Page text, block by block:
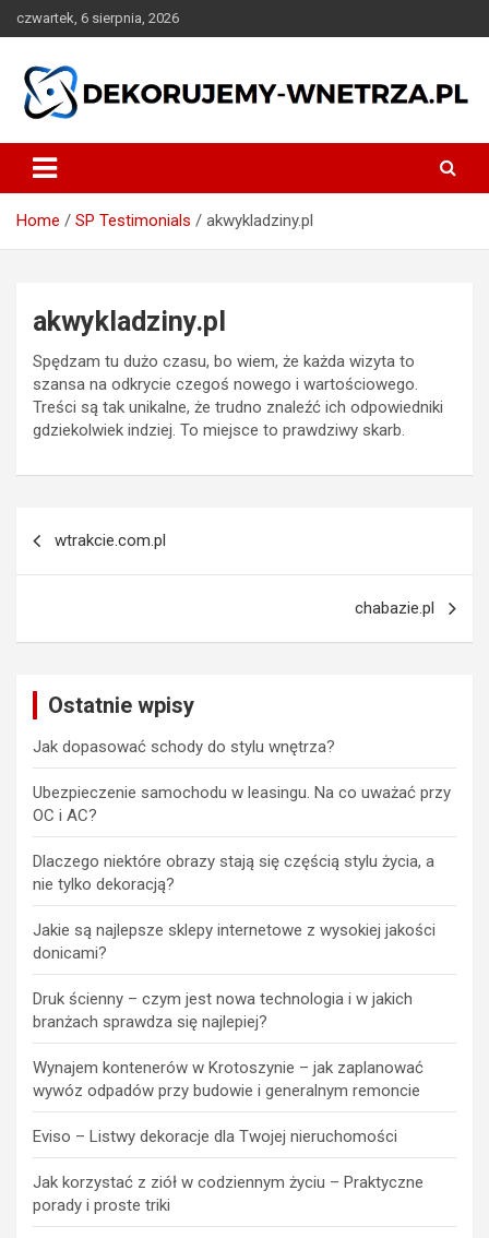
to
czwartek, 6 sierpnia, 2026
dekorujemy-wnetrza.pl
Home SP Testimonials akwykladziny.pl
akwykladziny.pl
Spędzam tu dużo czasu, bo wiem, że każda wizyta to
szansa na odkrycie czegoś nowego i wartościowego.
Treści są tak unikalne, że trudno znaleźć ich odpowiedniki
gdziekolwiek indziej. To miejsce to prawdziwy skarb.
wtrakcie.com.pl
chabazie.pl
Ostatnie wpisy
Jak dopasować schody do stylu wnętrza?
Ubezpieczenie samochodu w leasingu. Na co uważać przy
OC i AC?
Dlaczego niektóre obrazy stają się częścią stylu życia, a
nie tylko dekoracją?
Jakie są najlepsze sklepy internetowe z wysokiej jakości
donicami?
Druk ścienny – czym jest nowa technologia i w jakich
branżach sprawdza się najlepiej?
Wynajem kontenerów w Krotoszynie – jak zaplanować
wywóz odpadów przy budowie i generalnym remoncie
Eviso – Listwy dekoracje dla Twojej nieruchomości
Jak korzystać z ziół w codziennym życiu – Praktyczne
porady i proste triki